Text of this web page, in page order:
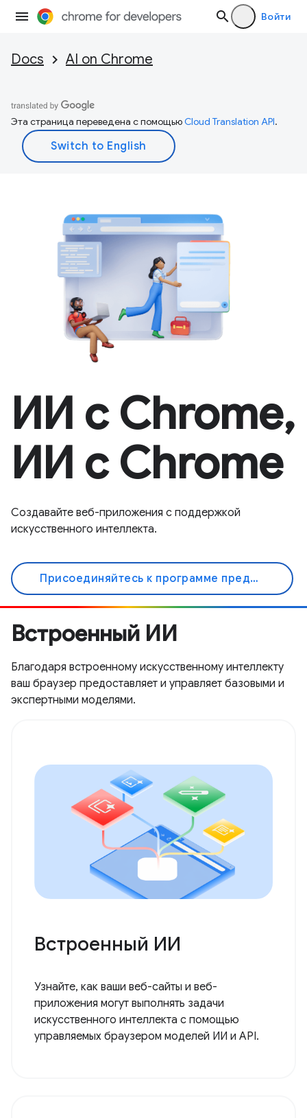
Войти
Docs AI on Chrome
Эта страница переведена с помощьюCloud Translation API.
ИИ с Chrome,
ИИ с Chrome
Создавайте веб-приложения с поддержкой
искусственного интеллекта.
Присоединяйтесь к программе предварительного просмотра
Встроенный ИИ
Благодаря встроенному искусственному интеллекту
ваш браузер предоставляет и управляет базовыми и
экспертными моделями.
Встроенный ИИ
Узнайте, как ваши веб-сайты и веб-
приложения могут выполнять задачи
искусственного интеллекта с помощью
управляемых браузером моделей ИИ и API.